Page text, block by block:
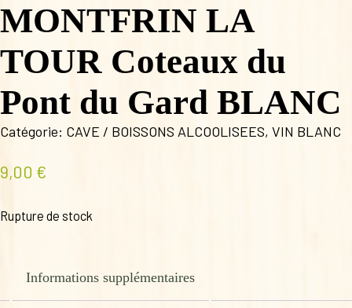
MONTFRIN LA
TOUR Coteaux du
Pont du Gard BLANC
Catégorie: CAVE / BOISSONS ALCOOLISEES, VIN BLANC
9,00 €
Rupture de stock
Informations supplémentaires